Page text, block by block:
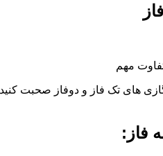
های تک فاز و دوفاز صحبت
فاز: